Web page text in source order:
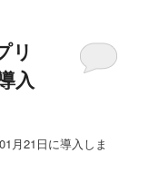
リ
入
月21日に導入しま